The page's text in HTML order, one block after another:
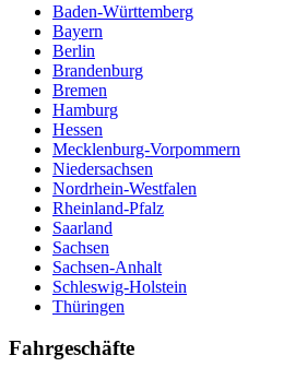
Baden-Württemberg
Bayern
Berlin
Brandenburg
Bremen
Hamburg
Hessen
Mecklenburg-Vorpommern
Niedersachsen
Nordrhein-Westfalen
Rheinland-Pfalz
Saarland
Sachsen
Sachsen-Anhalt
Schleswig-Holstein
Thüringen
Fahrgeschäfte